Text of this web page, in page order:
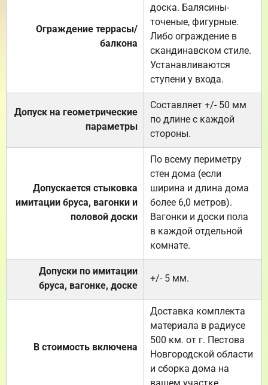
Ограждение террасы/
балкона
доска. Балясины-
точеные, фигурные.
Либо ограждение в
скандинавском стиле.
Устанавливаются
ступени у входа.
Допуск на геометрические
параметры
Составляет +/- 50 мм
по длине с каждой
стороны.
Допускается стыковка
имитации бруса, вагонки и
половой доски
По всему периметру
стен дома (если
ширина и длина дома
более 6,0 метров).
Вагонки и доски пола
в каждой отдельной
комнате.
Допуски по имитации
бруса, вагонке, доске
+/- 5 мм.
В стоимость включена
Доставка комплекта
материала в радиусе
500 км. от г. Пестова
Новгородской области
и сборка дома на
вашем участке.